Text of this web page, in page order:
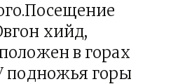
хийд,
в горах
подножья горы